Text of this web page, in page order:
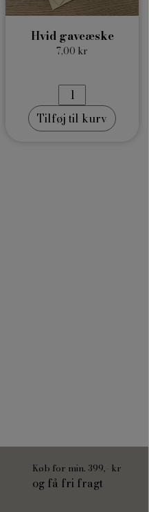
Hvid gaveæske
7,00 kr
Tilføj til kurv
Køb for min. 399,- kr
og få fri fragt